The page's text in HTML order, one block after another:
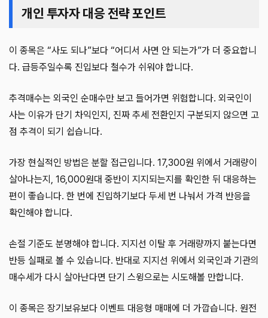
개인 투자자 대응 전략 포인트
이 종목은 “사도 되나”보다 “어디서 사면 안 되는가”가 더 중요합니
다. 급등주일수록 진입보다 철수가 쉬워야 합니다.
추격매수는 외국인 순매수만 보고 들어가면 위험합니다. 외국인이
사는 이유가 단기 차익인지, 진짜 추세 전환인지 구분되지 않으면 고
점 추격이 되기 쉽습니다.
가장 현실적인 방법은 분할 접근입니다. 17,300원 위에서 거래량이
살아나는지, 16,000원대 중반이 지지되는지를 확인한 뒤 대응하는
편이 좋습니다. 한 번에 진입하기보다 두세 번 나눠서 가격 반응을
확인해야 합니다.
손절 기준도 분명해야 합니다. 지지선 이탈 후 거래량까지 붙는다면
반등 실패로 볼 수 있습니다. 반대로 지지선 위에서 외국인과 기관의
매수세가 다시 살아난다면 단기 스윙으로는 시도해볼 만합니다.
이 종목은 장기보유보다 이벤트 대응형 매매에 더 가깝습니다. 원전